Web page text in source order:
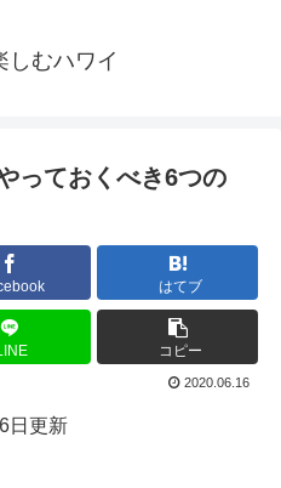
しむハワイ
っておくべき6つの
はてブ
コピー
2020.06.16
日更新